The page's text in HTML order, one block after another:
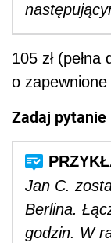
105 zł
o zapewnione
Zadaj pytanie
Jan C.
Berlina.
godzin. W